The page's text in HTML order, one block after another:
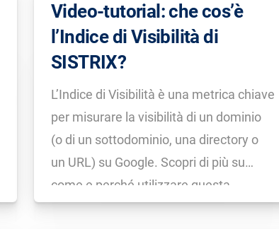
Video-tutorial: che cos’è
l’Indice di Visibilità di
SISTRIX?
L’Indice di Visibilità è una metrica chiave
per misurare la visibilità di un dominio
(o di un sottodominio, una directory o
un URL) su Google. Scopri di più su
come e perché utilizzare questa
metrica in questo video-tutorial di